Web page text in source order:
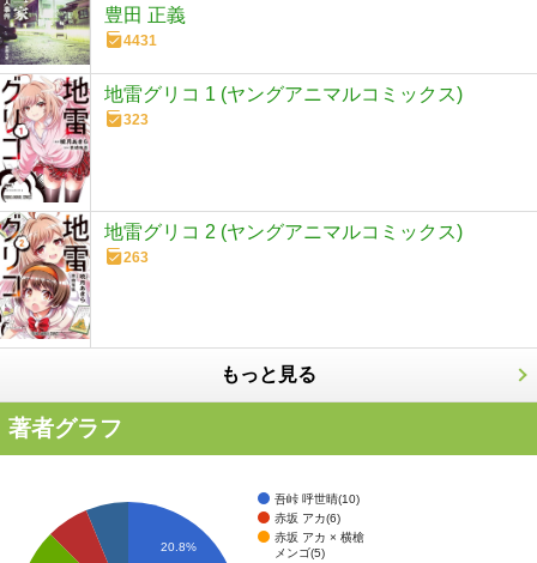
豊田 正義
4431
地雷グリコ 1 (ヤングアニマルコミックス)
323
地雷グリコ 2 (ヤングアニマルコミックス)
263
もっと見る
著者グラフ
吾峠 呼世晴(10)
赤坂 アカ(6)
赤坂 アカ × 横槍
メンゴ(5)
20.8%